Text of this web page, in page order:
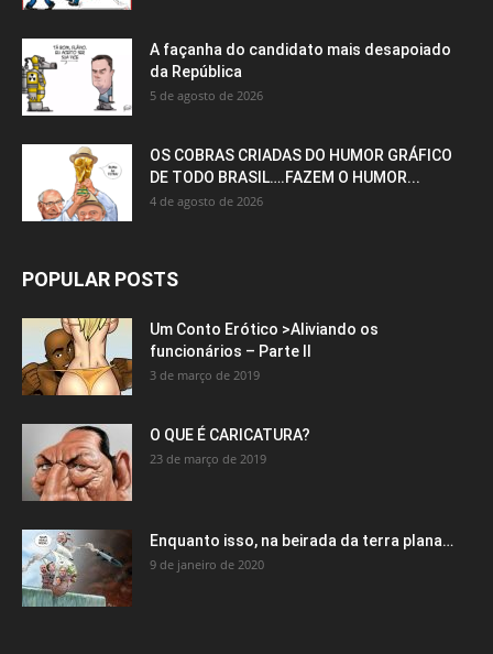
A façanha do candidato mais desapoiado
da República
5 de agosto de 2026
OS COBRAS CRIADAS DO HUMOR GRÁFICO
DE TODO BRASIL….FAZEM O HUMOR...
4 de agosto de 2026
POPULAR POSTS
Um Conto Erótico >Aliviando os
funcionários – Parte II
3 de março de 2019
O QUE É CARICATURA?
23 de março de 2019
Enquanto isso, na beirada da terra plana…
9 de janeiro de 2020